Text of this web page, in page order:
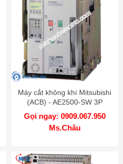
Máy cắt không khí Mitsubishi
(ACB) - AE2500-SW 3P
2500A 100kA DR
Gọi ngay: 0909.067.950
Ms.Châu